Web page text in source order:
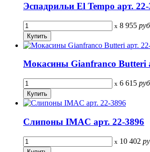
Эспадрильи El Tempo арт. 22-
x 8 955 руб
Мокасины Gianfranco Butteri
x 6 615 руб
Слипоны IMAC арт. 22-3896
x 10 402